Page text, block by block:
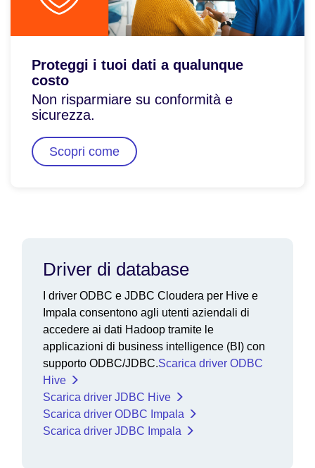
Proteggi i tuoi dati a qualunque
costo
Non risparmiare su conformità e
sicurezza.
Scopri come
Driver di database
I driver ODBC e JDBC Cloudera per Hive e
Impala consentono agli utenti aziendali di
accedere ai dati Hadoop tramite le
applicazioni di business intelligence (BI) con
supporto ODBC/JDBC.Scarica driver ODBC
Hive
Scarica driver JDBC Hive
Scarica driver ODBC Impala
Scarica driver JDBC Impala